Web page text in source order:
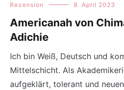
Rezension 8. April 2023
Americanah von
Adichie
Ich bin Weiß, Deutsch und
Mittelschicht. Als
aufgeklärt, tolerant und